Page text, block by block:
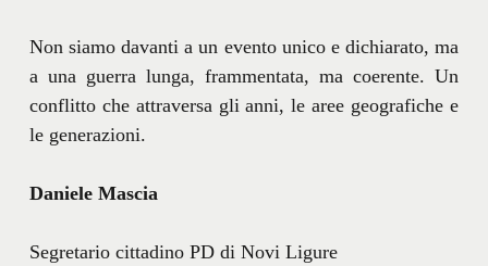
Non siamo davanti a un evento unico e dichiarato, ma
a una guerra lunga, frammentata, ma coerente. Un
conflitto che attraversa gli anni, le aree geografiche e
le generazioni.
Daniele Mascia
Segretario cittadino PD di Novi Ligure